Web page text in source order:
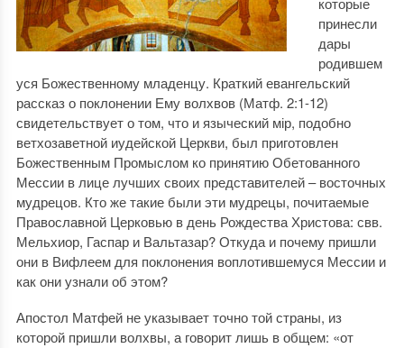
принесли
дары
родившем
уся Божественному младенцу. Краткий евангельский
рассказ о поклонении Ему волхвов (Матф. 2:1-12)
свидетельствует о том, что и языческий мір, подобно
ветхозаветной иудейской Церкви, был приготовлен
Божественным Промыслом ко принятию Обетованного
Мессии в лице лучших своих представителей – восточных
мудрецов. Кто же такие были эти мудрецы, почитаемые
Православной Церковью в день Рождества Христова: свв.
Мельхиор, Гаспар и Вальтазар? Откуда и почему пришли
они в Вифлеем для поклонения воплотившемуся Мессии и
как они узнали об этом?
Апостол Матфей не указывает точно той страны, из
которой пришли волхвы, а говорит лишь в общем: «от